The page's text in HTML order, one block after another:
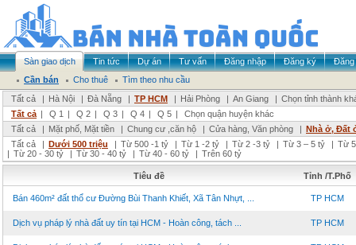
Sàn giao dịch Tin tức Dự án Tư vấn Đăng nhập Đăng ký
Đăng
Cần bán
Cho thuê
Tìm theo nhu cầu
Tất cả
| Hà Nội | Đà Nẵng | TP HCM | Hải Phòng | An Giang | Chọn tỉnh thành
Tất cả | Q 1 | Q 2 | Q 3 | Q 4 | Q 5 |
Chọn quận huyện khác
Tất cả
| Mặt phố, Mặt tiền | Chung cư ,căn hộ | Cửa hàng, Văn phòng | Nhà ở, Đất
Tất cả
| Dưới 500 triệu | Từ 500 -1 tỷ | Từ 1 -2 tỷ | Từ 2 -3 tỷ | Từ 3 – 5 tỷ | Từ
| Từ 20 - 30 tỷ | Từ 30 - 40 tỷ | Từ 40 - 60 tỷ | Trên 60 tỷ
Tiêu đề Tỉnh /T.Phố
Bán 460m² đất thổ cư Đường Bùi Thanh Khiết, Xã Tân Nhựt, ... TP HCM
Dịch vụ pháp lý nhà đất uy tín tại HCM - Hoàn công, tách ... TP HCM